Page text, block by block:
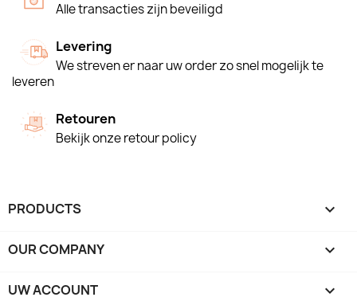
Alle transacties zijn beveiligd
Levering
We streven er naar uw order zo snel mogelijk te
leveren
Retouren
Bekijk onze retour policy
PRODUCTS 
OUR COMPANY 
UW ACCOUNT 